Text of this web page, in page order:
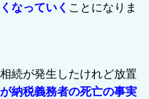
なっていく ことになりま
続が発生したけれど放置
納税義務者の死亡の事実